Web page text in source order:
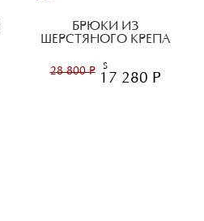
БРЮКИ ИЗ
ШЕРСТЯНОГО КРЕПА
28 800 Р 17 280 Р
S